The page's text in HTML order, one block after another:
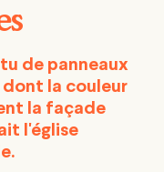
de panneaux
la couleur
la façade
l'église